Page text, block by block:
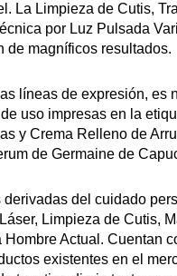
La Limpieza de Cutis,
por Luz Pulsada
de magníficos resultados.
líneas de expresión, es
uso impresas en la
y Crema Relleno de
de Germaine de
del cuidado
Limpieza de Cutis,
Actual. Cuentan
existentes en el